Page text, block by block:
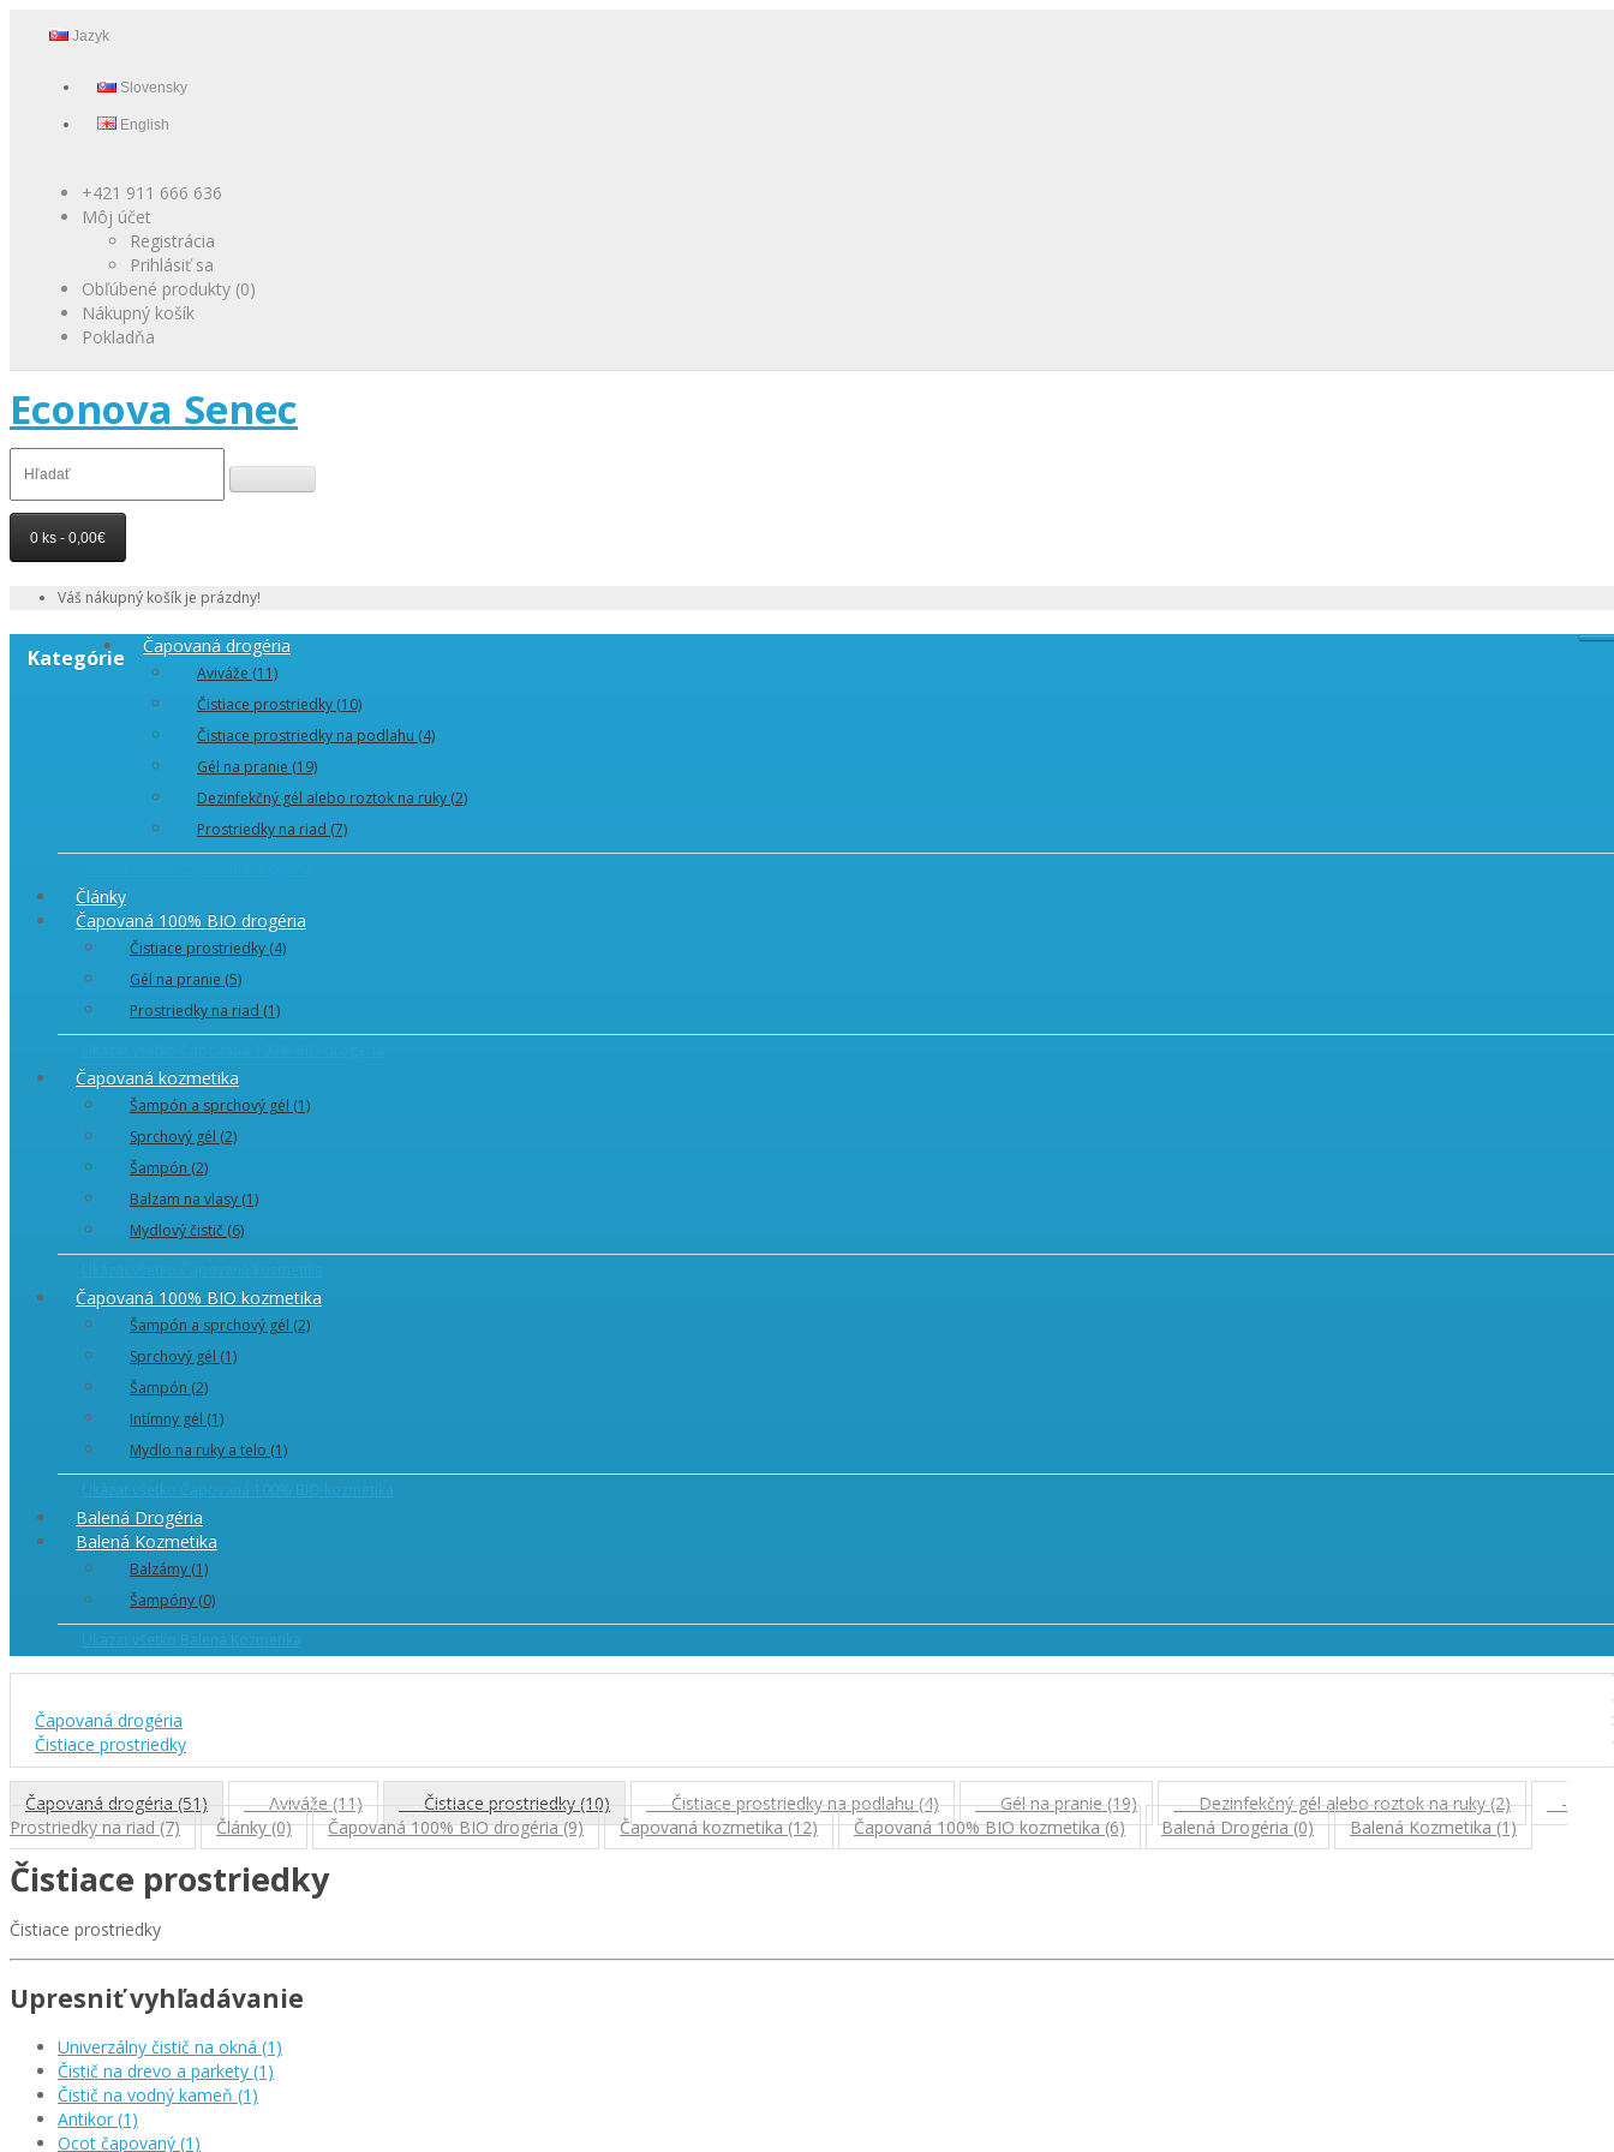
Jazyk
Slovensky
English
+421 911 666 636
Môj účet
Registrácia
Prihlásiť sa
Obľúbené produkty (0)
Nákupný košík
Pokladňa
Econova Senec
0 ks - 0,00€
Váš nákupný košík je prázdny!
Kategórie Čapovaná drogéria
Aviváže (11)
Čistiace prostriedky (10)
Čistiace prostriedky na podlahu (4)
Gél na pranie (19)
Dezinfekčný gél alebo roztok na ruky (2)
Prostriedky na riad (7)
Články
Čapovaná 100% BIO drogéria
Čistiace prostriedky (4)
Gél na pranie (5)
Prostriedky na riad (1)
Čapovaná kozmetika
Šampón a sprchový gél (1)
Sprchový gél (2)
Šampón (2)
Balzam na vlasy (1)
Mydlový čistič (6)
Čapovaná 100% BIO kozmetika
Šampón a sprchový gél (2)
Sprchový gél (1)
Šampón (2)
Intímny gél (1)
Mydlo na ruky a telo (1)
Balená Drogéria
Balená Kozmetika
Balzámy (1)
Šampóny (0)
Čapovaná drogéria
Čistiace prostriedky
Čapovaná drogéria (51) - Aviváže (11) - Čistiace prostriedky (10) - Čistiace prostriedky na podlahu (4) - Gél na pranie (19) - Dezinfekčný gél alebo roztok na ruky (2)
-
Prostriedky na riad (7)
Články (0) Čapovaná 100% BIO drogéria (9) Čapovaná kozmetika (12) Čapovaná 100% BIO kozmetika (6) Balená Drogéria (0) Balená Kozmetika (1)
Čistiace prostriedky
Čistiace prostriedky
Upresniť vyhľadávanie
Univerzálny čistič na okná (1)
Čistič na drevo a parkety (1)
Čistič na vodný kameň (1)
Antikor (1)
Ocot čapovaný (1)